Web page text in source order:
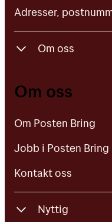
Adresser,
Om oss
Om oss
Om Posten Bring
Jobb i Posten Bring
Kontakt oss
Nyttig